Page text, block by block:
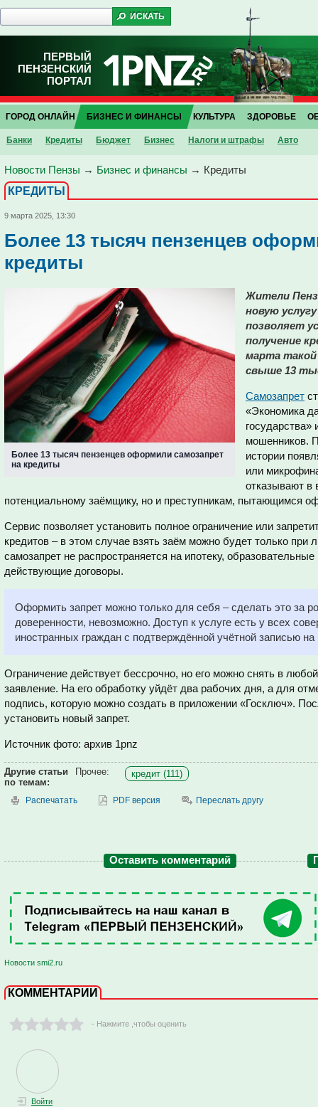
ПЕРВЫЙ
ПЕНЗЕНСКИЙ
ПОРТАЛ
ГОРОД ОНЛАЙН БИЗНЕС И ФИНАНСЫ
Банки Кредиты Бюджет Бизнес Налоги и штрафы Авто
КУЛЬТУРА ЗДОРОВЬЕ
Новости Пензы → Бизнес и финансы → Кредиты
КРЕДИТЫ
9 марта 2025, 13:30
Более 13 тысяч пензенцев
кредиты
Более 13 тысяч пензенцев оформили самозапрет
на кредиты
Жители
новую
позволяет
получение
марта
свыше 13
Самозапрет
«Экономика
государства»
мошенников.
истории
или
отказывают в
потенциальному заёмщику, но и преступникам, пытающимся
Сервис позволяет установить полное ограничение или
кредитов – в этом случае взять заём можно будет только
самозапрет не распространяется на ипотеку,
действующие договоры.
Оформить запрет можно только для себя – сделать это за
доверенности, невозможно. Доступ к услуге есть у всех
иностранных граждан с подтверждённой учётной записью на
Ограничение действует бессрочно, но его можно снять в
заявление. На его обработку уйдёт два рабочих дня, а для
подпись, которую можно создать в приложении «Госключ».
установить новый запрет.
Источник фото: архив 1pnz
Другие статьи
по темам:
Прочее: кредит (111)
Распечатать PDF версия Переслать другу
Оставить комментарий
Новости smi2.ru
КОММЕНТАРИИ
- Нажмите ,чтобы оценить
Войти